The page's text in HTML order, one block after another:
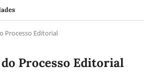
Processo Editorial
Processo Editorial